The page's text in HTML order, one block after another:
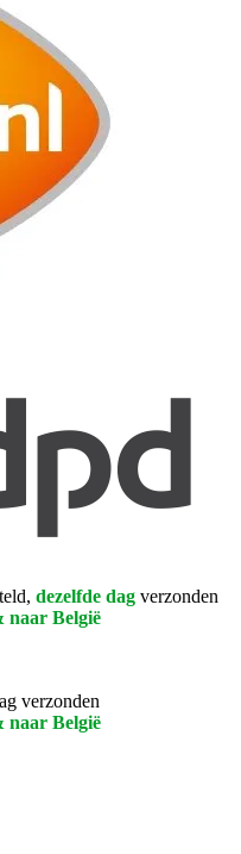
dezelfde dag verzonden
naar België
verzonden
naar België